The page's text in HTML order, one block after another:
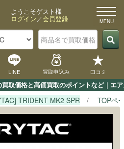
取価格と高価買取のポイントなど｜エ
ようこそゲスト様
ログイン／会員登録
LINE 買取申込み 口コミ
TRIDENT MK2 SPR TOPペ